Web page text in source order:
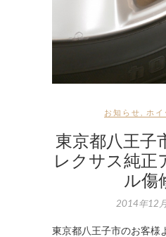
お知らせ ホイ
東京都八王
レクサス純正
ル傷
2014年12
東京都八王子市のお客様よりレクサス純正アル